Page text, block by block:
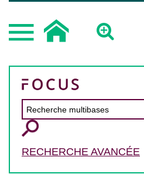
RECHERCHE AVANCÉE